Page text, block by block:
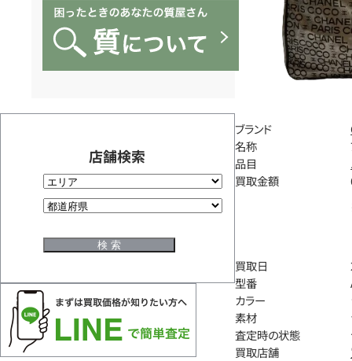
店舗検索
ブランド
名称
品目
買取金額
買取日
型番
カラー
素材
査定時の状態
買取店舗